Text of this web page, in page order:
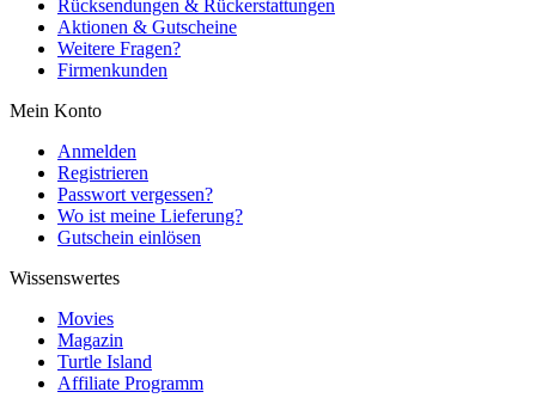
Rücksendungen & Rückerstattungen
Aktionen & Gutscheine
Weitere Fragen?
Firmenkunden
Mein Konto
Anmelden
Registrieren
Passwort vergessen?
Wo ist meine Lieferung?
Gutschein einlösen
Wissenswertes
Movies
Magazin
Turtle Island
Affiliate Programm